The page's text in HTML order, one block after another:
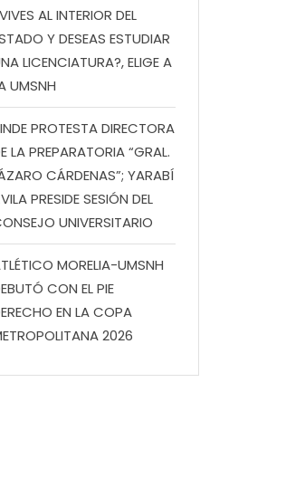
AL INTERIOR DEL
Y DESEAS ESTUDIAR
LICENCIATURA?, ELIGE A
UMSNH
PROTESTA DIRECTORA
LA PREPARATORIA “GRAL.
CÁRDENAS”; YARABÍ
PRESIDE SESIÓN DEL
UNIVERSITARIO
MORELIA-UMSNH
CON EL PIE
EN LA COPA
2026